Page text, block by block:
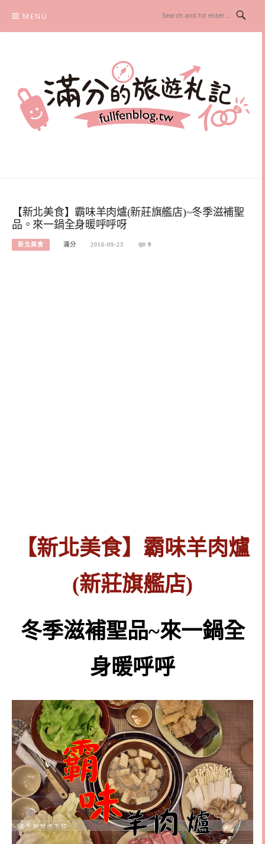
content
MENU
【新北美食】霸味羊肉爐(新莊旗艦店)~冬季滋補聖
品。來一鍋全身暖呼呼呀
新北美食 滿分 2016-09-23 9
【新北美食】霸味羊肉爐
(新莊旗艦店)
冬季滋補聖品~來一鍋全
身暖呼呼